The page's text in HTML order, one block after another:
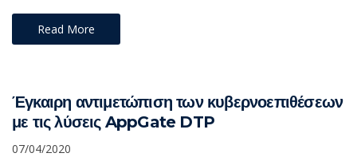
Read More
Έγκαιρη αντιμετώπιση των κυβερνοεπιθέσεων
με τις λύσεις AppGate DTP
07/04/2020